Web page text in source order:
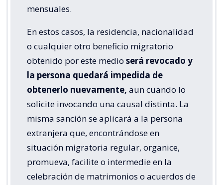
mensuales.
En estos casos, la residencia, nacionalidad
o cualquier otro beneficio migratorio
obtenido por este medio será revocado y
la persona quedará impedida de
obtenerlo nuevamente, aun cuando lo
solicite invocando una causal distinta. La
misma sanción se aplicará a la persona
extranjera que, encontrándose en
situación migratoria regular, organice,
promueva, facilite o intermedie en la
celebración de matrimonios o acuerdos de